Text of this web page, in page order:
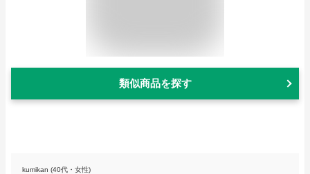
類似商品を探す
kumikan (40代・女性)